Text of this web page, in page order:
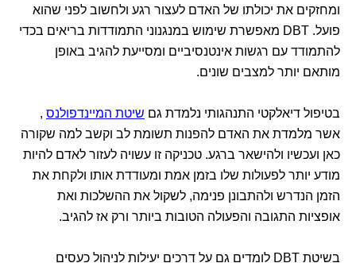
ומחזקים את יכולתו של האדם לעצור רגע ולחשוב לפני שהוא
פועל. DBT מאפשרת שימוש במנגנוני התמודדות בריאים בכדי
להתמודד עם רגשות אינטנסיביים ומסייעת להגיב באופן
מותאם יותר למצבים שונים.
בטיפול דיאלקטי התנהגותי נלמדת גם שיטת המיינדפולנס ,
אשר מלמדת את האדם להפנות תשומת לב וקשב למה שקורה
כאן ועכשיו ולהישאר ברגע. טכניקה זו עשויה לעזור לאדם להיות
מודע יותר לפעולות שלו בזמן אמת ומעודדת אותו ולקחת את
הזמן הנדרש ולהתבונן פנימה, לשקול את ההשלכות ואת
אופציות התגובה והפעולה הטובות ביותר ורק אז להגיב.
בשיטת DBT לומדים גם על דרכים יעילות לניהול כעסים